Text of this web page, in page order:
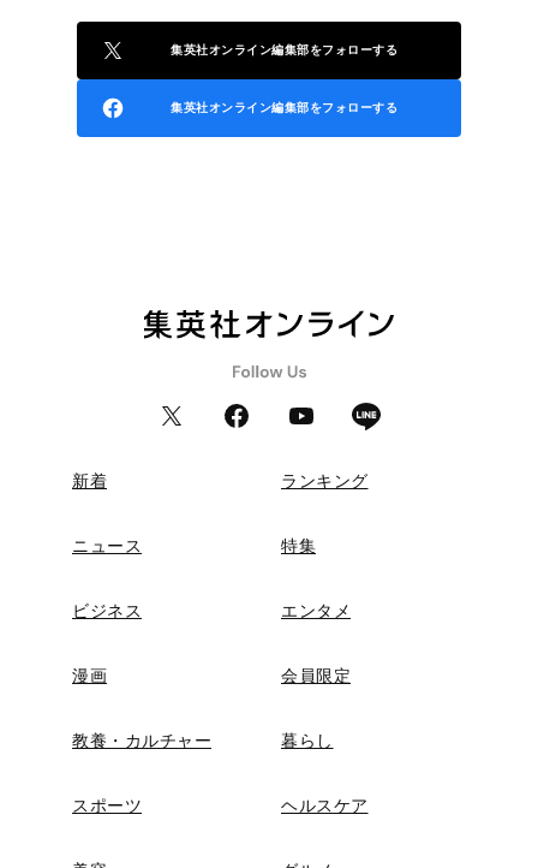
集英社オンライン編集部をフォローする
集英社オンライン編集部をフォローする
新着 ランキング
ニュース 特集
ビジネス エンタメ
漫画 会員限定
教養・カルチャー 暮らし
スポーツ ヘルスケア